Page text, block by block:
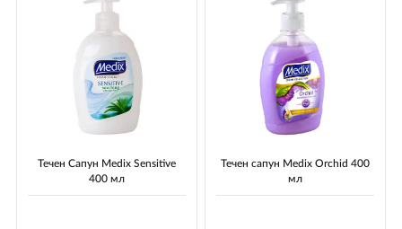
Течен Сапун Medix Sensitive
400 мл
Течен сапун Medix Orchid 400
мл